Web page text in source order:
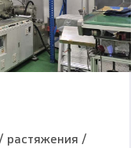
растяжения /